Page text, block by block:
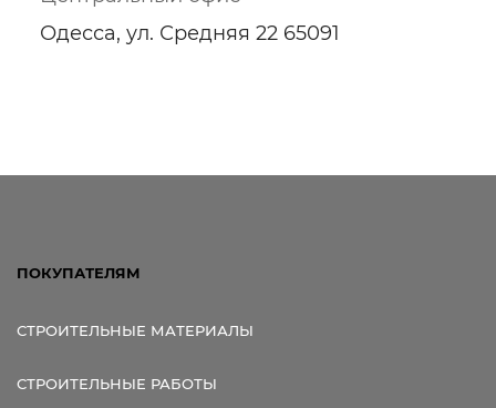
Одесса, ул. Средняя 22 65091
ПОКУПАТЕЛЯМ
СТРОИТЕЛЬНЫЕ МАТЕРИАЛЫ
СТРОИТЕЛЬНЫЕ РАБОТЫ